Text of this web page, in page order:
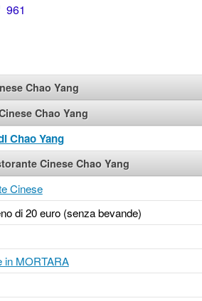
961
Chao Yang
Chao Yang
Chao Yang
Cinese Chao Yang
Cinese
di 20 euro (senza bevande)
in MORTARA